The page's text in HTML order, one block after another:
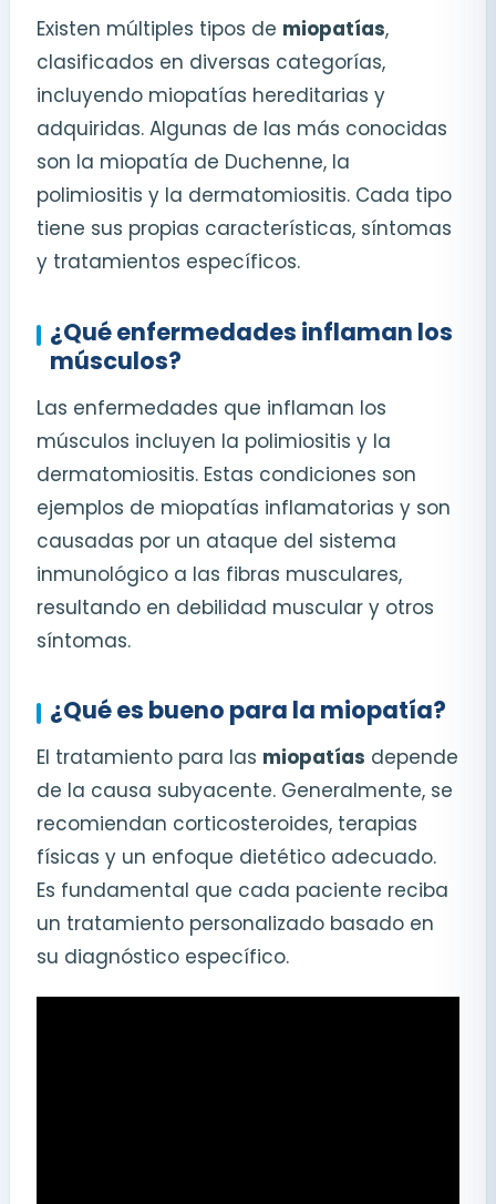
Existen múltiples tipos de miopatías,
clasificados en diversas categorías,
incluyendo miopatías hereditarias y
adquiridas. Algunas de las más conocidas
son la miopatía de Duchenne, la
polimiositis y la dermatomiositis. Cada tipo
tiene sus propias características, síntomas
y tratamientos específicos.
¿Qué enfermedades inflaman los
músculos?
Las enfermedades que inflaman los
músculos incluyen la polimiositis y la
dermatomiositis. Estas condiciones son
ejemplos de miopatías inflamatorias y son
causadas por un ataque del sistema
inmunológico a las fibras musculares,
resultando en debilidad muscular y otros
síntomas.
¿Qué es bueno para la miopatía?
El tratamiento para las miopatías depende
de la causa subyacente. Generalmente, se
recomiendan corticosteroides, terapias
físicas y un enfoque dietético adecuado.
Es fundamental que cada paciente reciba
un tratamiento personalizado basado en
su diagnóstico específico.